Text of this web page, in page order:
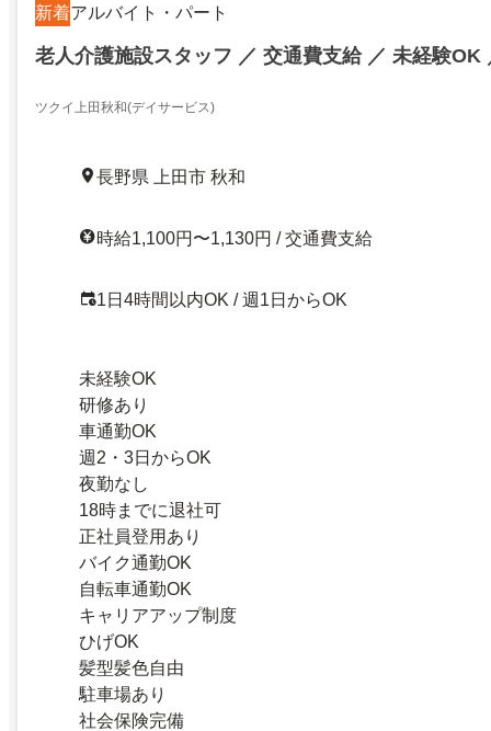
新着アルバイト・パート
老人介護施設スタッフ ／ 交通費支給 ／ 未経験OK
ツクイ上田秋和(デイサービス)
長野県 上田市 秋和
時給1,100円〜1,130円 / 交通費支給
1日4時間以内OK / 週1日からOK
未経験OK
研修あり
車通勤OK
週2・3日からOK
夜勤なし
18時までに退社可
正社員登用あり
バイク通勤OK
自転車通勤OK
キャリアアップ制度
ひげOK
髪型髪色自由
駐車場あり
社会保険完備